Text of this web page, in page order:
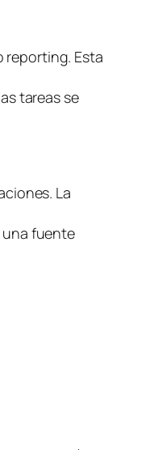
reporting. Esta
tareas se
La
una fuente